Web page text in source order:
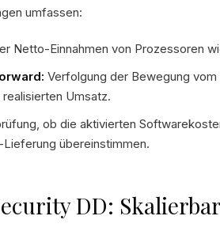
umfassen:
Netto-Einnahmen von Prozessoren
Verfolgung der Bewegung
Umsatz.
ob die aktivierten
übereinstimmen.
DD: